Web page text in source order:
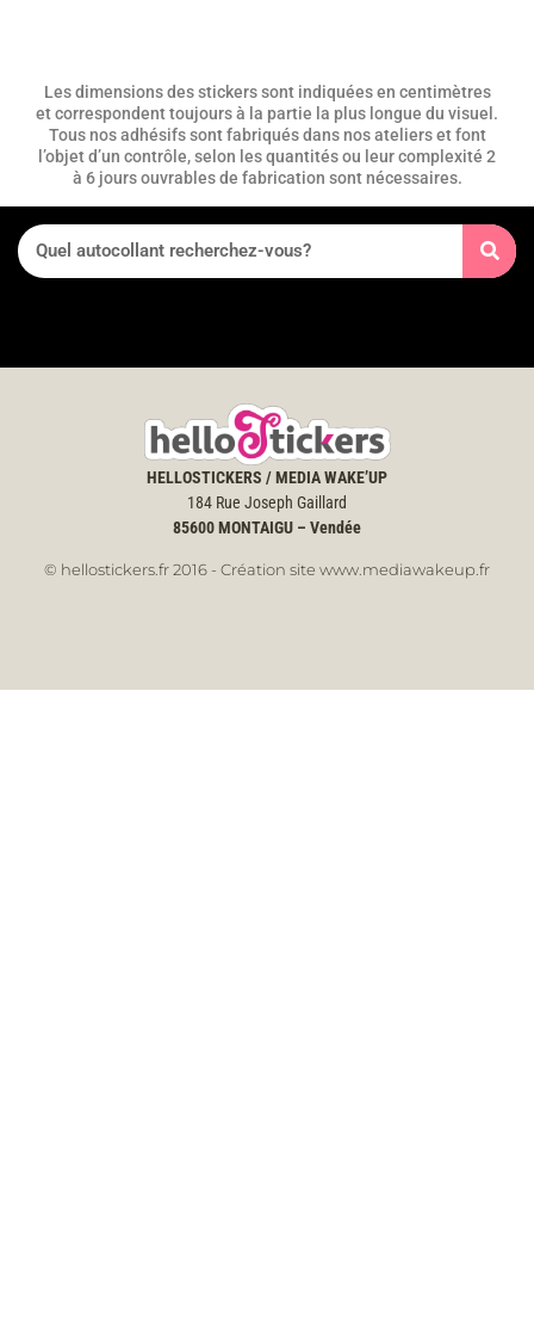
Les dimensions des stickers sont indiquées en centimètres
et correspondent toujours à la partie la plus longue du visuel.
Tous nos adhésifs sont fabriqués dans nos ateliers et font
l’objet d’un contrôle, selon les quantités ou leur complexité 2
à 6 jours ouvrables de fabrication sont nécessaires.
HELLOSTICKERS / MEDIA WAKE’UP
184 Rue Joseph Gaillard
85600MONTAIGU – Vendée
© hellostickers.fr 2016 - Création site www.mediawakeup.fr